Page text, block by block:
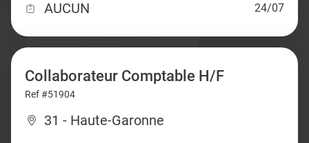
AUCUN
24/07
Collaborateur Comptable H/F
Ref #51904
31 - Haute-Garonne